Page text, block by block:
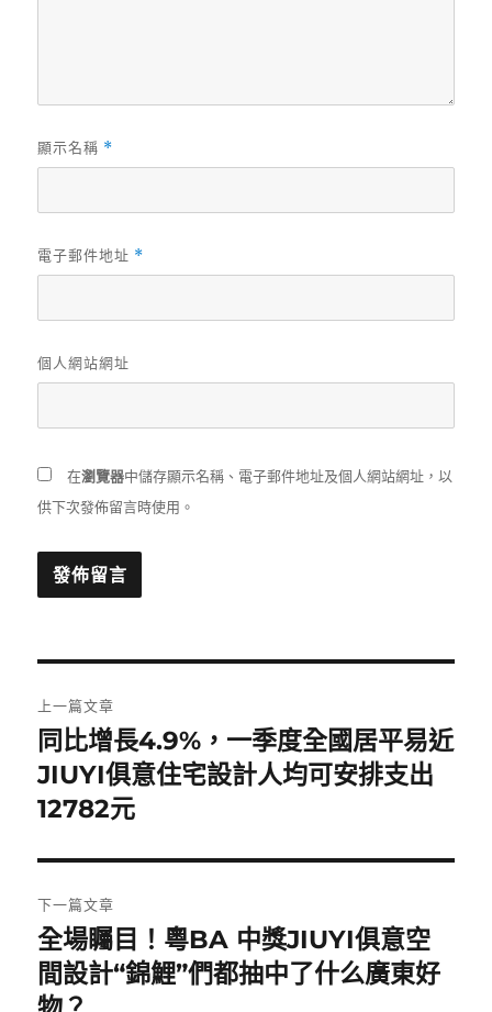
顯示名稱 *
電子郵件地址 *
個人網站網址
在瀏覽器中儲存顯示名稱、電子郵件地址及個人網站網址，以
供下次發佈留言時使用。
章
導
覽
上一篇文章
上
一
篇
章:
同比增長4.9%，一季度全國居平易近
JIUYI俱意住宅設計人均可安排支出
12782元
下一篇文章
下
一
篇
全場矚目！粵BA 中獎JIUYI俱意空
間設計“錦鯉”們都抽中了什么廣東好